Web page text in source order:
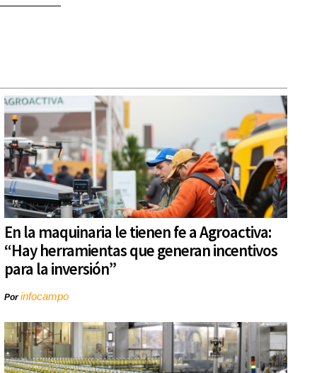
En la maquinaria le tienen fe a Agroactiva:
“Hay herramientas que generan incentivos
para la inversión”
Porinfocampo